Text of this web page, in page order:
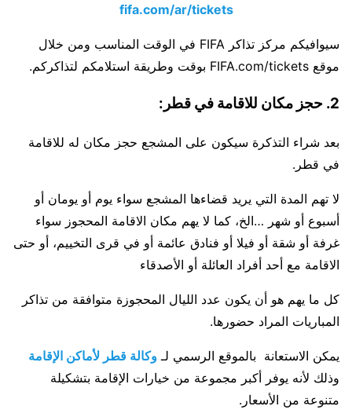
fifa.com/ar/tickets
سيوافيكم مركز تذاكر FIFA في الوقت المناسب ومن خلال
موقع FIFA.com/tickets بوقت وطريقة استلامكم لتذاكركم.
2. حجز مكان للاقامة في قطر:
بعد شراء التذكرة سيكون على المشجع حجز مكان له للاقامة
في قطر.
لا تهم المدة التي يريد قضاءها المشجع سواء يوم أو يومان أو
أسبوع أو شهر …الخ، كما لا يهم مكان الاقامة المحجوز سواء
غرفة أو شقة أو فيلا أو فنادق عائمة أو في قرى التخييم، أو حتى
الاقامة مع أحد أفراد العائلة أو الأصدقاء
كل ما يهم هو أن يكون عدد الليال المحجوزة متوافقة من تذاكر
المباريات المراد حضورها.
يمكن الاستعانة بالموقع الرسمي لـ وكالة قطر لأماكن الإقامة
وذلك لأنه يوفر أكبر مجموعة من خيارات الإقامة بتشكيلة
متنوعة من الأسعار.